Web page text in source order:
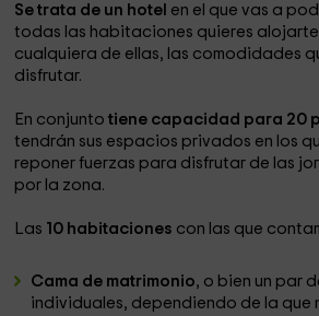
Se trata de un hotel en el que vas a
todas las habitaciones quieres
cualquiera de ellas, las comodidades
disfrutar.
En conjunto tiene capacidad para 20
tendrán sus espacios privados en los
reponer fuerzas para disfrutar de las
por la zona.
Las 10 habitaciones con las que
Cama de matrimonio, o bien un par
individuales, dependiendo de la que